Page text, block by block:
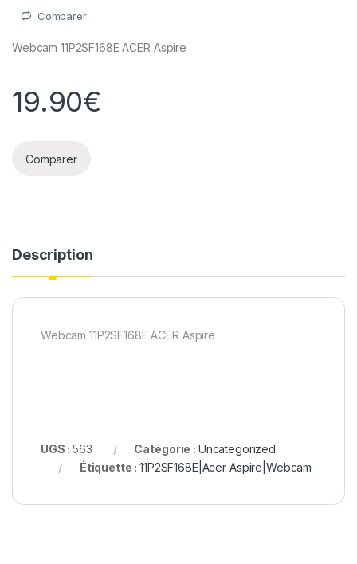
Comparer
Webcam 11P2SF168E ACER Aspire
19.90€
Comparer
Description
Webcam 11P2SF168E ACER Aspire
UGS :563 Catégorie : Uncategorized
Étiquette :11P2SF168E|Acer Aspire|Webcam